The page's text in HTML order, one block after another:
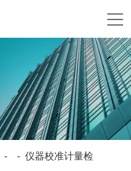
- -仪器校准计量检